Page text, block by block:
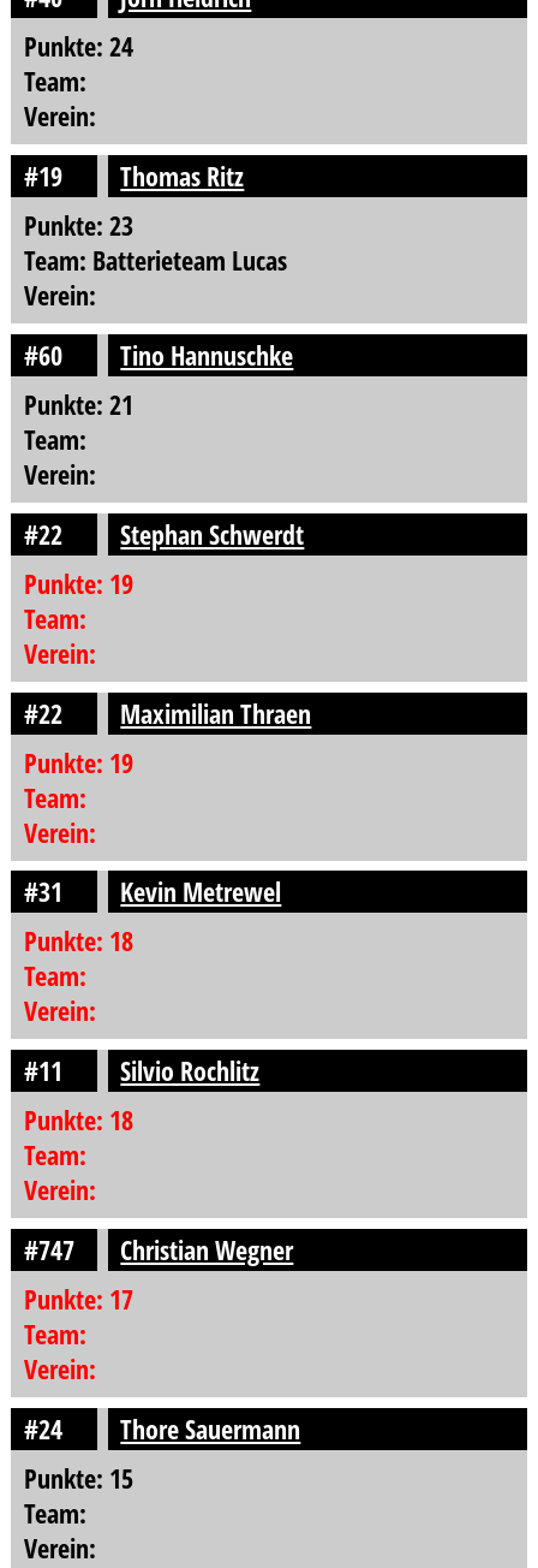
Punkte: 24
Team:
Verein:
#19
Thomas Ritz
Punkte: 23
Team: Batterieteam Lucas
Verein:
#60
Tino Hannuschke
Punkte: 21
Team:
Verein:
#22
Stephan Schwerdt
Punkte: 19
Team:
Verein:
#22
Maximilian Thraen
Punkte: 19
Team:
Verein:
#31
Kevin Metrewel
Punkte: 18
Team:
Verein:
#11
Silvio Rochlitz
Punkte: 18
Team:
Verein:
#747
Christian Wegner
Punkte: 17
Team:
Verein:
#24
Thore Sauermann
Punkte: 15
Team:
Verein: